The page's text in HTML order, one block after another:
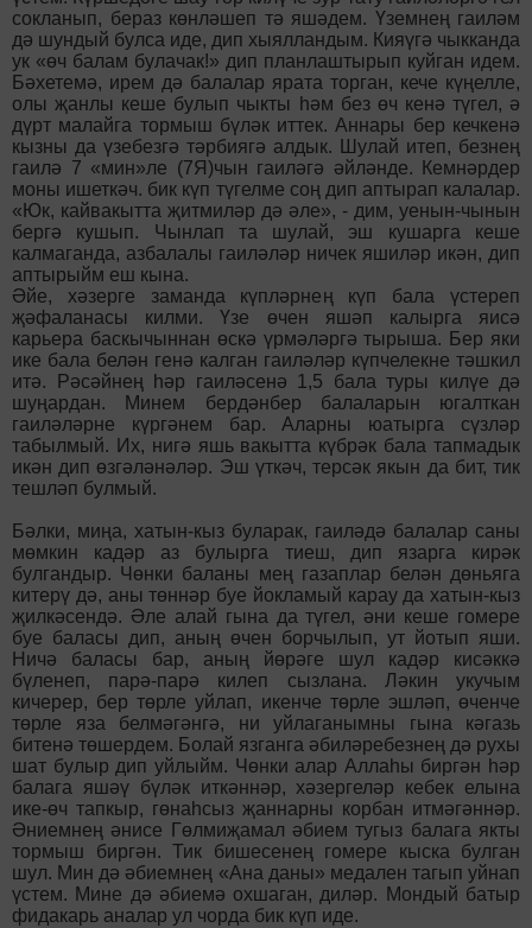
сокланып, бераз көнләшеп тә яшәдем. Үземнең гаиләм
дә шундый булса иде, дип хыялландым. Кияүгә чык­канда
ук «өч балам булачак!» дип планлаштырып куйган идем.
Бәхетемә, ирем дә балалар ярата торган, кече күңелле,
олы җанлы кеше булып чыкты һәм без өч кенә түгел, ә
дүрт малайга тормыш бүләк иттек. Аннары бер кечкенә
кызны да үзебезгә тәрбиягә алдык. Шулай итеп, безнең
гаилә 7 «мин»ле (7Я)чын гаиләгә әйләнде. Кемнәрдер
моны ишеткәч. бик күп түгелме соң дип аптырап калалар.
«Юк, кайвакытта җитмиләр дә әле», - дим, уенын-чынын
бергә кушып. Чынлап та шулай, эш кушарга кеше
калмаганда, азбалалы гаиләләр ничек яшиләр икән, дип
аптырыйм еш кына.
Әйе, хәзерге заманда күпләрнең күп бала үстереп
җәфаланасы килми. Үзе өчен яшәп калырга яисә
карьера баскычыннан өс­кә үрмәләргә тырыша. Бер яки
ике бала белән генә калган гаиләләр күпчелекне тәшкил
итә. Рәсәйнең һәр гаиләсенә 1,5 бала туры килүе дә
шуңардан. Минем бердәнбер балаларын югалткан
гаиләләрне күргәнем бар. Аларны юатырга сүзләр
табылмый. Их, нигә яшь вакытта күбрәк бала тапмадык
икән дип өзгәләнәләр. Эш үткәч, терсәк якын да бит, тик
тешләп булмый.
Бәлки, миңа, хатын-кыз буларак, гаиләдә балалар саны
мөмкин кадәр аз булырга тиеш, дип язарга кирәк
булгандыр. Чөнки баланы мең газаплар белән дөньяга
китерү дә, аны төннәр буе йокламый карау да хатын-кыз
җилкәсендә. Әле алай гына да түгел, әни кеше гомере
буе баласы дип, аның өчен борчылып, ут йотып яши.
Ничә баласы бар, аның йөрәге шул кадәр кисәккә
бүленеп, парә-парә килеп сызлана. Ләкин укучым
кичерер, бер төрле уйлап, икенче төрле эшләп, өченче
төрле яза белмәгәнгә, ни уйлаганымны гына кәгазь
битенә төшердем. Болай язганга әбиләребезнең дә рухы
шат булыр дип уйлыйм. Чөнки алар Аллаһы биргән һәр
балага яшәү бүләк иткәннәр, хәзергеләр кебек елына
ике-өч тапкыр, гөнаһсыз җаннарны корбан итмәгәннәр.
Әниемнең әнисе Гөлмиҗамал әбием тугыз балага якты
тормыш биргән. Тик бишесенең гомере кыска булган
шул. Мин дә әбиемнең «Ана даны» медален тагып уйнап
үстем. Мине дә әбиемә охшаган, диләр. Мондый батыр
фидакарь аналар ул чорда бик күп иде.